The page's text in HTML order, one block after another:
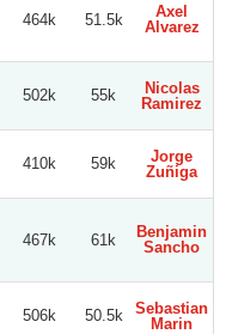
464k 51.5k
Axel
Alvarez
502k 55k
Nicolas
Ramirez
410k 59k
Jorge
Zuñiga
467k 61k
Benjamin
Sancho
506k 50.5k
Sebastian
Marin